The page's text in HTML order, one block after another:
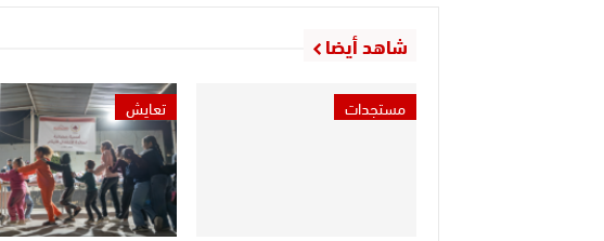
شاهد أيضا
مستجدات تعايش